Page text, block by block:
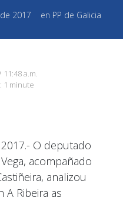
2017 en PP de Galicia
11:48 a.m.
1 minute
O deputado
acompañado
analizou
A Ribeira as